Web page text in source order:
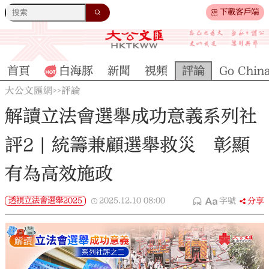
下載客戶端
首頁 白海豚 新聞 視頻 評論 Go
大公文匯網>>評論
解讀立法會選舉成功意義系列社
評2 | 統籌兼顧選舉救災 彰顯
有為高效施政
透視立法會選舉2025 2025.12.10 08:00 字號 分享